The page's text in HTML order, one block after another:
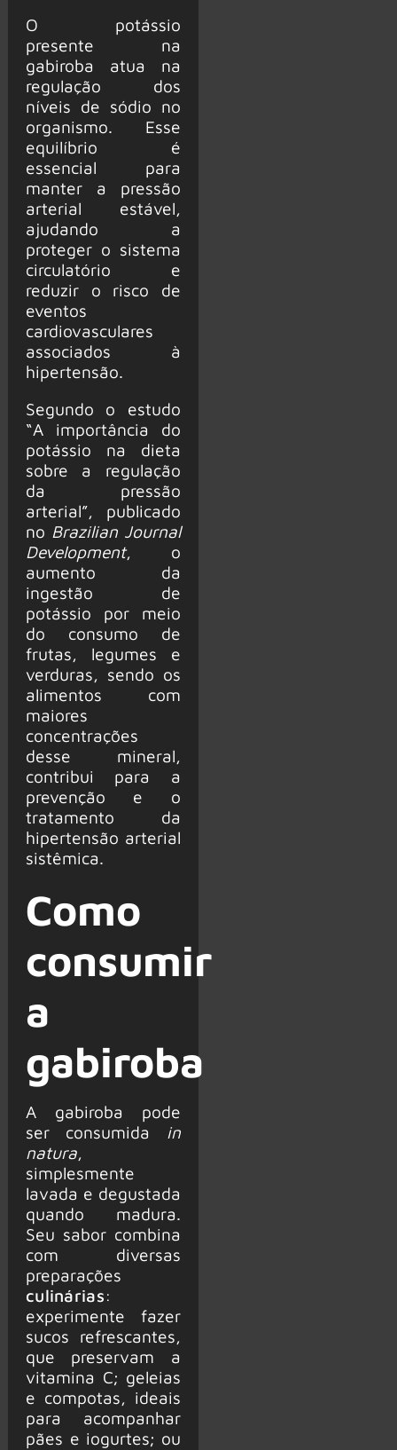
O potássio
presente na
gabiroba atua na
regulação dos
níveis de sódio no
organismo. Esse
equilíbrio é
essencial para
manter a pressão
arterial estável,
ajudando a
proteger o sistema
circulatório e
reduzir o risco de
eventos
cardiovasculares
associados à
hipertensão.
Segundo o estudo
“A importância do
potássio na dieta
sobre a regulação
da pressão
arterial”, publicado
no Brazilian Journal
Development, o
aumento da
ingestão de
potássio por meio
do consumo de
frutas, legumes e
verduras, sendo os
alimentos com
maiores
concentrações
desse mineral,
contribui para a
prevenção e o
tratamento da
hipertensão arterial
sistêmica.
Como
consumir
a
gabiroba
A gabiroba pode
ser consumida in
natura,
simplesmente
lavada e degustada
quando madura.
Seu sabor combina
com diversas
preparações
culinárias:
experimente fazer
sucos refrescantes,
que preservam a
vitamina C; geleias
e compotas, ideais
para acompanhar
pães e iogurtes; ou